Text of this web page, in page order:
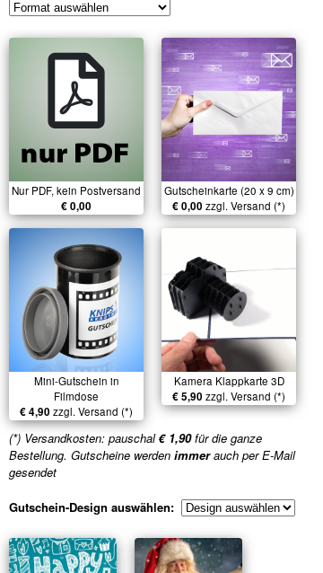
Nur PDF, kein Postversand
€ 0,00
Gutscheinkarte (20 x 9 cm)
€ 0,00 zzgl. Versand (*)
Mini-Gutschein in
Filmdose
€ 4,90 zzgl. Versand (*)
Kamera Klappkarte 3D
€ 5,90 zzgl. Versand (*)
(*) Versandkosten: pauschal€ 1,90für die ganze
Bestellung. Gutscheine werden immerauch per E-Mail
gesendet
Gutschein-Design auswählen: